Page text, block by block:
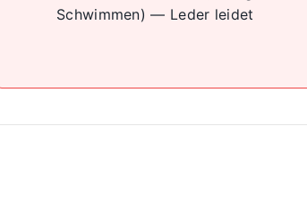
Schwimmen) — Leder leidet